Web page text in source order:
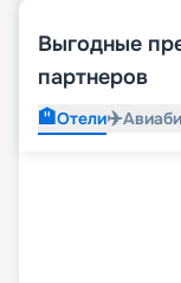
Выгодные
партнеров
🏨Отели✈️